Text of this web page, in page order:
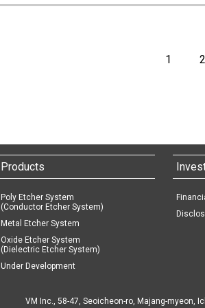
1 2
Products
Poly Etcher System
(Conductor Etcher System)
Metal Etcher System
Oxide Etcher System
(Dielectric Etcher System)
Under Development
VM Inc., 58-47, Seoicheon-ro, Majang-myeon,